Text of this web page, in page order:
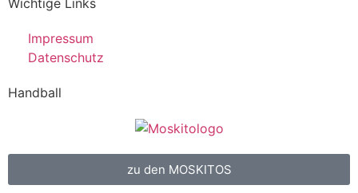
Impressum
Datenschutz
Handball
zu den MOSKITOS